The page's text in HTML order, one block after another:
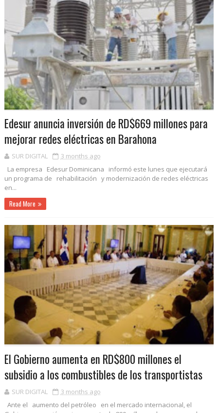
Edesur anuncia inversión de RD$669 millones para
mejorar redes eléctricas en Barahona
SUR DIGITAL
3 months ago
La empresa Edesur Dominicana informó este lunes que ejecutará
un programa de rehabilitación y modernización de redes eléctricas
en...
Read More
El Gobierno aumenta en RD$800 millones el
subsidio a los combustibles de los transportistas
SUR DIGITAL
3 months ago
Ante el aumento del petróleo en el mercado internacional, el